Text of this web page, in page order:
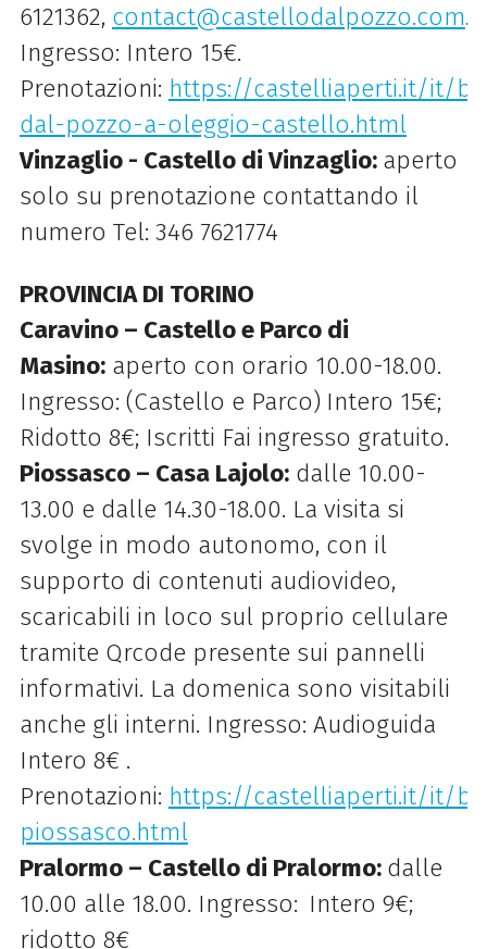
6121362, contact@castellodalpozzo.com.
Ingresso: Intero 15€.
Prenotazioni: https://castelliaperti.it/it/
dal-pozzo-a-oleggio-castello.html
Vinzaglio - Castello di Vinzaglio: aperto
solo su prenotazione contattando il
numero Tel: 346 7621774
PROVINCIA DI TORINO
Caravino – Castello e Parco di
Masino: aperto con orario 10.00-18.00.
Ingresso: (Castello e Parco) Intero 15€;
Ridotto 8€; Iscritti Fai ingresso gratuito.
Piossasco – Casa Lajolo: dalle 10.00-
13.00 e dalle 14.30-18.00. La visita si
svolge in modo autonomo, con il
supporto di contenuti audiovideo,
scaricabili in loco sul proprio cellulare
tramite Qrcode presente sui pannelli
informativi. La domenica sono visitabili
anche gli interni. Ingresso: Audioguida
Intero 8€ .
Prenotazioni: https://castelliaperti.it/it/
piossasco.html
Pralormo – Castello di Pralormo: dalle
10.00 alle 18.00. Ingresso: Intero 9€;
ridotto 8€